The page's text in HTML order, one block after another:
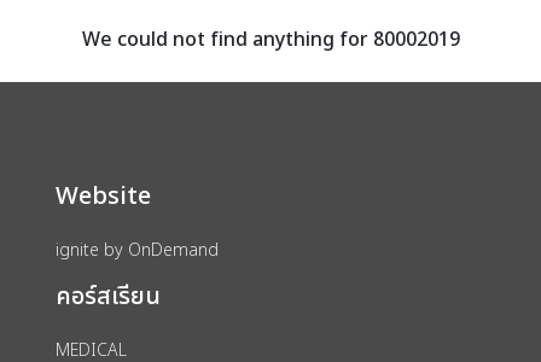
assignment ลงทะเบียน
We could not find anything for 80002019
Website
ignite by OnDemand
คอร์สเรียน
MEDICAL